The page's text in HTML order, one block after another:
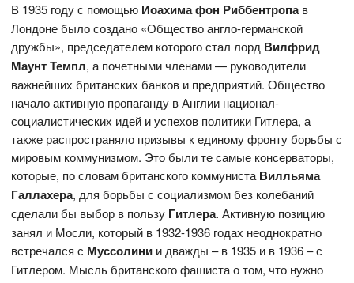
В 1935 году с помощью Иоахима фон Риббентропав
Лондоне было создано «Общество англо-германской
дружбы», председателем которого стал лорд Вилфрид
Маунт Темпл, а почетными членами — руководители
важнейших британских банков и предприятий. Общество
начало активную пропаганду в Англии национал-
социалистических идей и успехов политики Гитлера, а
также распространяло призывы к единому фронту борьбы с
мировым коммунизмом. Это были те самые консерваторы,
которые, по словам британского коммунистаВилльяма
Галлахера, для борьбы с социализмом без колебаний
сделали бы выбор в пользу Гитлера. Активную позицию
занял и Мосли, который в 1932-1936 годах неоднократно
встречался с Муссолини и дважды – в 1935 и в 1936 – с
Гитлером. Мысль британского фашиста о том, что нужно